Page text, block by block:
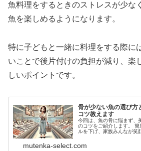
魚料理をするときのストレスが少な
魚を楽しめるようになります。
特に子どもと一緒に料理をする際に
いことで後片付けの負担が減り、楽
しいポイントです。
骨が少ない魚の選び方
コツ教えます
今回は、魚の骨に悩まず、
のコツをご紹介します。
ルを下げ、家族みんなが笑
mutenka-select.com